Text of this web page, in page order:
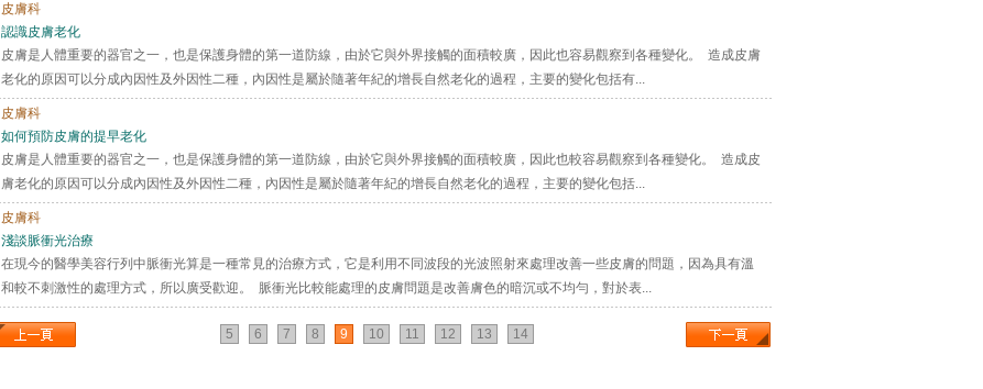
皮膚科
認識皮膚老化
皮膚是人體重要的器官之一，也是保護身體的第一道防線，由於它與外界接觸的面積較廣，因此也容易觀察到各種變化。 造成皮膚
老化的原因可以分成內因性及外因性二種，內因性是屬於隨著年紀的增長自然老化的過程，主要的變化包括有...
皮膚科
如何預防皮膚的提早老化
皮膚是人體重要的器官之一，也是保護身體的第一道防線，由於它與外界接觸的面積較廣，因此也較容易觀察到各種變化。 造成皮
膚老化的原因可以分成內因性及外因性二種，內因性是屬於隨著年紀的增長自然老化的過程，主要的變化包括...
皮膚科
淺談脈衝光治療
在現今的醫學美容行列中脈衝光算是一種常見的治療方式，它是利用不同波段的光波照射來處理改善一些皮膚的問題，因為具有溫
和較不刺激性的處理方式，所以廣受歡迎。 脈衝光比較能處理的皮膚問題是改善膚色的暗沉或不均勻，對於表...
5 6 7 8 9 10 11 12 13 14